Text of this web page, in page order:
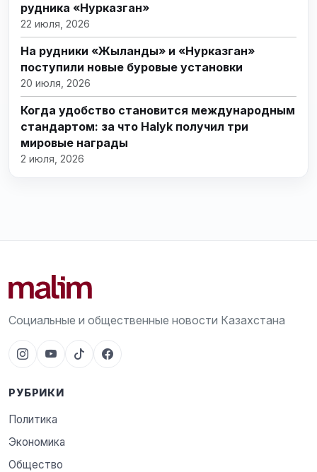
рудника «Нурказган»
22 июля, 2026
На рудники «Жыланды» и «Нурказган»
поступили новые буровые установки
20 июля, 2026
Когда удобство становится международным
стандартом: за что Halyk получил три
мировые награды
2 июля, 2026
Социальные и общественные новости Казахстана
РУБРИКИ
Политика
Экономика
Общество